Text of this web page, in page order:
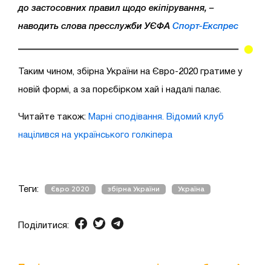
до застосовних правил щодо екіпірування, –
наводить слова пресслужби УЄФА Спорт-Експрес
Таким чином, збірна України на Євро-2020 гратиме у
новій формі, а за порєбірком хай і надалі палає.
Читайте також: Марні сподівання. Відомий клуб
націлився на українського голкіпера
Теги: Євро 2020 збірна України Україна
Поділитися: